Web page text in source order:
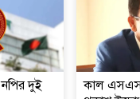
দুই
কাল